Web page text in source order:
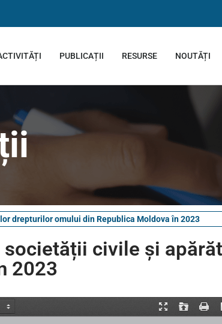
PUBLICAȚII RESURSE NOUTĂȚI
drepturilor omului din Republica Moldova în 2023
civile și
2023